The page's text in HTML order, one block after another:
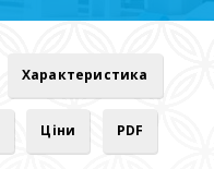
Характеристика
Ціни PDF